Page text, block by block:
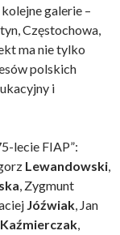
galerie –
Częstochowa,
ma nie tylko
polskich
i
lecie FIAP”:
Lewandowski,
, Zygmunt
Jóźwiak, Jan
Kaźmierczak,